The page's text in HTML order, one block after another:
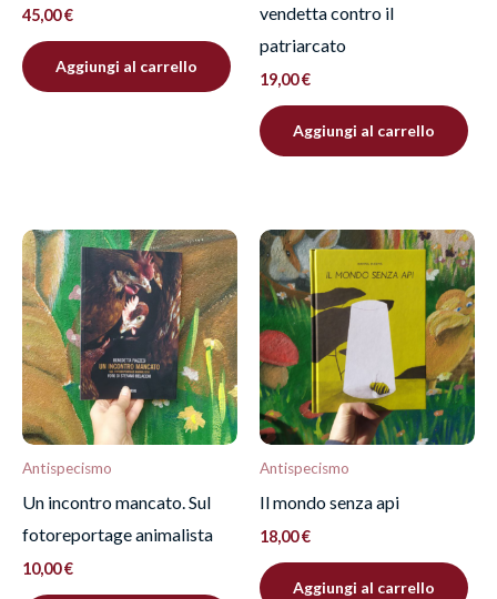
45,00€
Aggiungi al carrello
vendetta contro il
patriarcato
19,00€
Aggiungi al carrello
Antispecismo
Un incontro mancato. Sul
fotoreportage animalista
10,00€
Antispecismo
Il mondo senza api
18,00€
Aggiungi al carrello